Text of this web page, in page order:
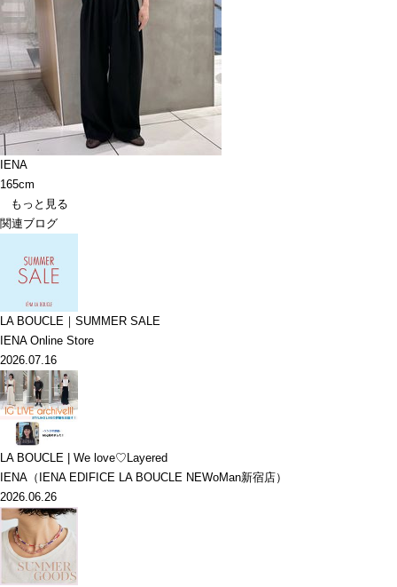
IENA
165cm
もっと見る
関連ブログ
LA BOUCLE｜SUMMER SALE
IENA Online Store
2026.07.16
LA BOUCLE | We love♡Layered
IENA（IENA EDIFICE LA BOUCLE NEWoMan新宿店）
2026.06.26